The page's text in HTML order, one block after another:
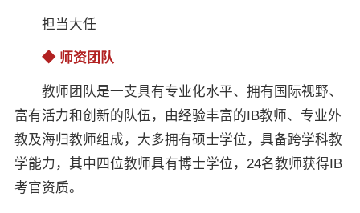
担当大任
◆ 师资团队
教师团队是一支具有专业化水平、拥有国际视野、
富有活力和创新的队伍，由经验丰富的IB教师、专业外
教及海归教师组成，大多拥有硕士学位，具备跨学科教
学能力，其中四位教师具有博士学位，24名教师获得IB
考官资质。